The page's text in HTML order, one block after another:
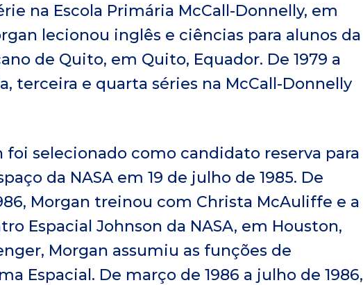
na Escola Primária McCall-Donnelly, em
lecionou inglês e ciências para alunos da
de Quito, em Quito, Equador. De 1979 a
terceira e quarta séries na McCall-Donnelly
foi selecionado como candidato reserva para
da NASA em 19 de julho de 1985. De
Morgan treinou com Christa McAuliffe e a
Espacial Johnson da NASA, em Houston,
Morgan assumiu as funções de
Espacial. De março de 1986 a julho de 1986,